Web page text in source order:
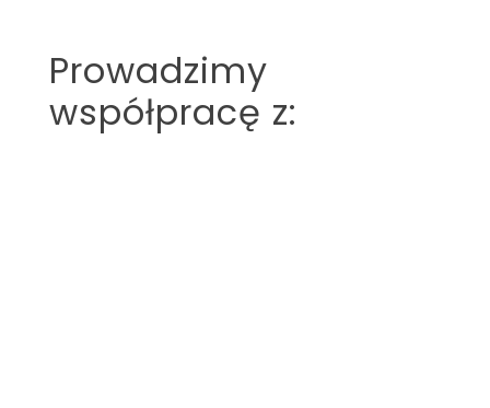
Prowadzimy
współpracę z: